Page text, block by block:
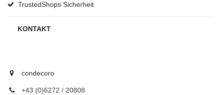
TrustedShops Sicherheit
KONTAKT
condecoro
+43 (0)6272 / 20808